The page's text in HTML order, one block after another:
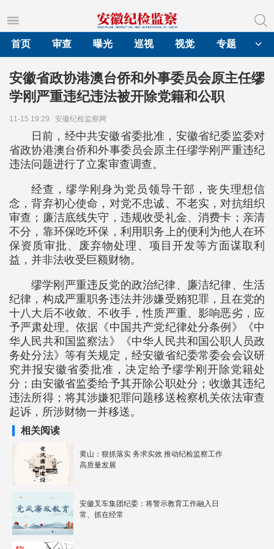
首页
审查 曝光 巡视 视觉 专题
安徽省政协港澳台侨和外事委员会原主任缪
学刚严重违纪违法被开除党籍和公职
11-15 19:29 安徽纪检监察网
日前，经中共安徽省委批准，安徽省纪委监委对
省政协港澳台侨和外事委员会原主任缪学刚严重违纪
违法问题进行了立案审查调查。
经查，缪学刚身为党员领导干部，丧失理想信
念，背弃初心使命，对党不忠诚、不老实，对抗组织
审查；廉洁底线失守，违规收受礼金、消费卡；亲清
不分，靠环保吃环保，利用职务上的便利为他人在环
保资质审批、废弃物处理、项目开发等方面谋取利
益，并非法收受巨额财物。
缪学刚严重违反党的政治纪律、廉洁纪律、生活
纪律，构成严重职务违法并涉嫌受贿犯罪，且在党的
十八大后不收敛、不收手，性质严重、影响恶劣，应
予严肃处理。依据《中国共产党纪律处分条例》《中
华人民共和国监察法》《中华人民共和国公职人员政
务处分法》等有关规定，经安徽省纪委常委会会议研
究并报安徽省委批准，决定给予缪学刚开除党籍处
分；由安徽省监委给予其开除公职处分；收缴其违纪
违法所得；将其涉嫌犯罪问题移送检察机关依法审查
起诉，所涉财物一并移送。
相关阅读
黄山：狠抓落实 务求实效 推动纪检监察工作
高质量发展
安徽叉车集团纪委：将警示教育工作融入日
常、抓在经常